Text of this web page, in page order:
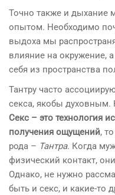
Точно также и дыхание
опытом. Необходимо
выдоха мы
влияние на окружение,
себя из пространства
Тантру часто
секса, якобы духовным.
Секс – это технология
получения ощущений,
рода – Тантра. Когда
физический контакт,
Однако, не нужно
быть и секс, и какие-то